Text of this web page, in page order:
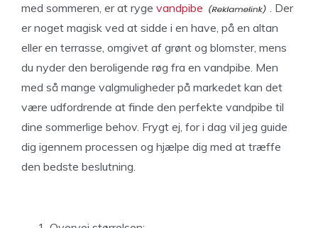
med sommeren, er at ryge vandpibe
. Der
er noget magisk ved at sidde i en have, på en altan
eller en terrasse, omgivet af grønt og blomster, mens
du nyder den beroligende røg fra en vandpibe. Men
med så mange valgmuligheder på markedet kan det
være udfordrende at finde den perfekte vandpibe til
dine sommerlige behov. Frygt ej, for i dag vil jeg guide
dig igennem processen og hjælpe dig med at træffe
den bedste beslutning.